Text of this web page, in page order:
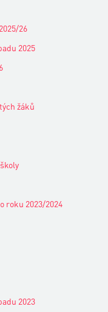
26
2025
žáků
roku 2023/2024
2023